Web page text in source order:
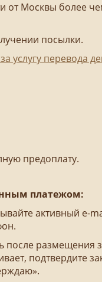
от Москвы более
посылки.
услугу перевода
предоплату.
платежом:
активный e-
после размещения
подтвердите